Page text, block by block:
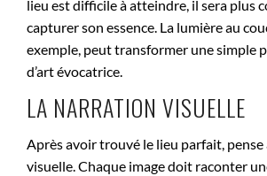
lieu est difficile à atteindre, il sera plus
capturer son essence. La lumière au
exemple, peut transformer une simple
d’art évocatrice.
LA NARRATION VISUELLE
Après avoir trouvé le lieu parfait,
visuelle. Chaque image doit raconter